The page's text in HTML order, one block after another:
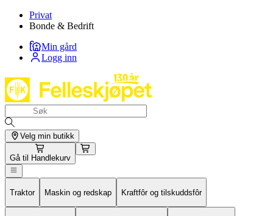
Privat
Bonde & Bedrift
Min gård
Logg inn
Velg min butikk
Gå til Handlekurv
Traktor Maskin og redskap Kraftfôr og tilskuddsfôr